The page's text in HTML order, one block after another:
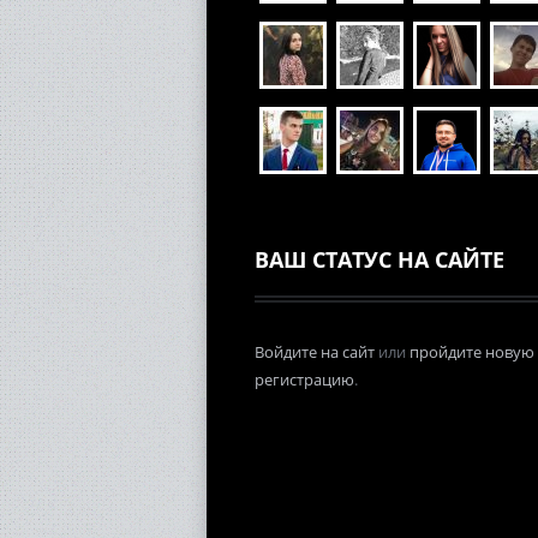
ВАШ СТАТУС НА САЙТЕ
Войдите на сайт или пройдите новую
регистрацию.